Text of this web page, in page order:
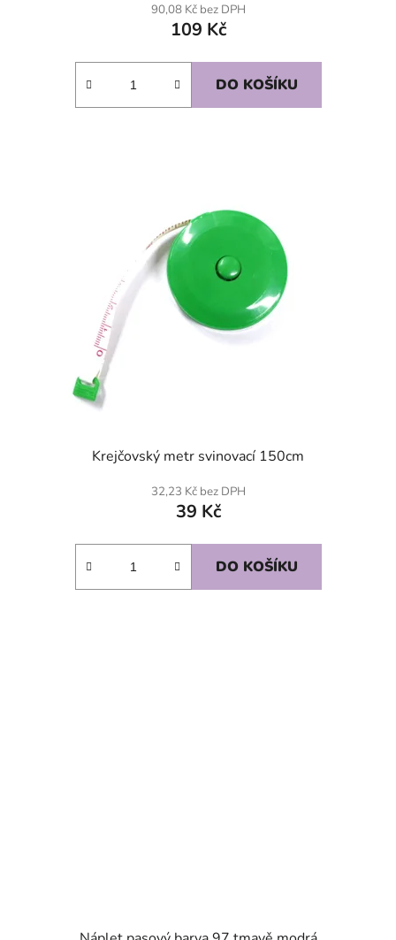
90,08 Kč bez DPH
109 Kč
DO KOŠÍKU
Krejčovský metr svinovací 150cm
32,23 Kč bez DPH
39 Kč
DO KOŠÍKU